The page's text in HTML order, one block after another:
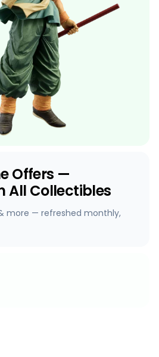
Offers —
All Collectibles
more — refreshed monthly,